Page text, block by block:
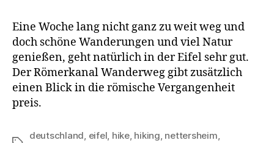
Eine Woche lang nicht ganz zu weit weg und
doch schöne Wanderungen und viel Natur
genießen, geht natürlich in der Eifel sehr gut.
Der Römerkanal Wanderweg gibt zusätzlich
einen Blick in die römische Vergangenheit
preis.
deutschland, eifel, hike, hiking, nettersheim,